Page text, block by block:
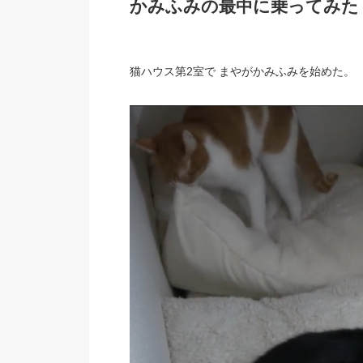
かみふみの最中に乗ってみた
猫ハウス第2室で まやがかみふみを始めた。